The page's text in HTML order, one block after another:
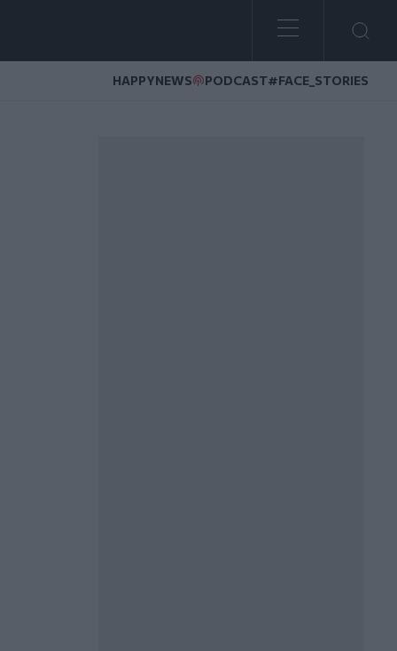
HAPPYNEWS PODCAST#FACE_STORIES